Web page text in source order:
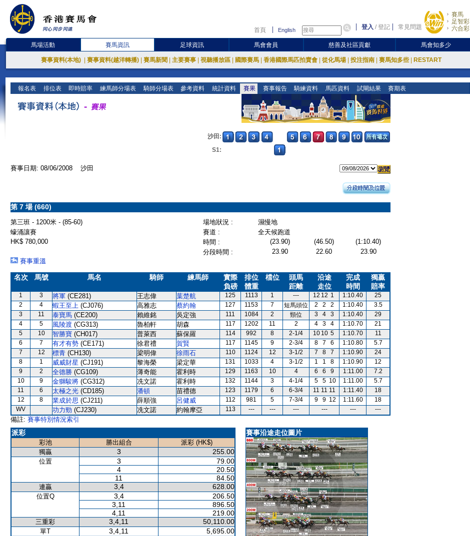
首頁 English 登入 /登記 常見問題
賽馬
足智彩
六合彩
馬場活動 賽馬資訊 足球資訊 馬會會員 慈善及社區貢獻 馬會知多少
賽事資料(本地) 賽事資料(越洋轉播) 賽馬新聞 主要賽事 視聽播放區 國際賽馬 香港國際馬匹拍賣會 從化馬場 投注指南 賽馬知多些 RESTART
報名表 排位表 即時賠率 練馬師分場表 騎師分場表 參考資料 統計資料 賽果 賽事報告 騎練資料 馬匹資料 試閘結果 賽期表
沙田:
S1:
賽事日期: 08/06/2008 沙田
第 7 場 (660)
第三班 - 1200米 - (85-60) 場地狀況 :
濕慢地
蠔涌讓賽
賽道 :
全天候跑道
HK$ 780,000
時間 : (23.90) (46.50)
(1:10.40)
分段時間 :
23.90 22.60
23.90
賽事重溫
名次 馬號 馬名 騎師 練馬師
實際
負磅
排位
體重
檔位
頭馬
距離
沿途
走位
完成
時間
獨贏
賠率
1 3 將軍 (CE281) 王志偉 葉楚航 125 1113 1 --- 12 12 1 1:10.40
25
2
4 蝦王至上 (CJ076) 高雅志 蔡約翰 127 1153 7 短馬頭位 2 2 2 1:10.40
3.5
3
11 泰寶馬 (CE200) 賴維銘 吳定強 111 1084 2 頸位 3 4 3 1:10.40
29
4
5 風陵渡 (CG313) 魯柏軒 胡森 117 1202 11 2 4 3 4 1:10.70
21
5
10 智勝寶 (CH017) 普萊西 蘇保羅 114 992 8 2-1/4 10 10 5 1:10.70
11
6
7 有才有勢 (CE171) 徐君禮 賀賢 117 1145 9 2-3/4 8 7 6 1:10.80
5.7
7
12 標青 (CH130) 梁明偉 徐雨石 110 1124 12 3-1/2 7 8 7 1:10.90
24
8
1 威威財星 (CJ191) 黎海榮 梁定華 131 1033 4 3-1/2 1 1 8 1:10.90
12
9
2 全德勝 (CG109) 薄奇能 霍利時 129 1163 10 4 6 6 9 1:11.00
7.2
10
9 金獅駿將 (CG312) 冼文諾 霍利時 132 1144 3 4-1/4 5 5 10 1:11.00
5.7
11
6 太極之光 (CD185) 潘頓 苗禮德 123 1179 6 6-3/4 11 11 11 1:11.40
18
12
8 業成於思 (CJ211) 薛順強 呂健威 112 981 5 7-3/4 9 9 12 1:11.60
18
WV
功力勁 (CJ230) 冼文諾 約翰摩亞 113 --- --- --- --- --- ---
備註: 賽事特別情況索引
派彩
彩池 勝出組合
派彩 (HK$)
獨贏
3 255.00
位置 3
79.00
4
20.50
11
84.50
連贏 3,4 628.00
位置Q 3,4
206.50
3,11
896.50
4,11
219.00
三重彩 3,4,11 50,110.00
單T 3,4,11 5,695.00
賽事沿途走位圖片